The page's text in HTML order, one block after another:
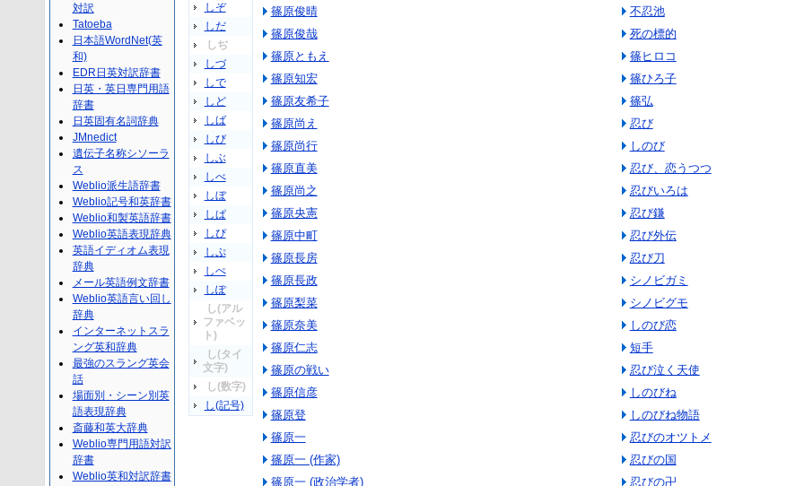
しぞ
しだ
しぢ
しづ
しで
しど
しば
しび
しぶ
しべ
しぼ
しぱ
しぴ
しぷ
しぺ
しぽ
し(アル
ファベッ
ト)
し(タイ
文字)
し(数字)
し(記号)
篠原俊晴
篠原俊哉
篠原ともえ
篠原知宏
篠原友希子
篠原尚え
篠原尚行
篠原直美
篠原尚之
篠原央憲
篠原中町
篠原長房
篠原長政
篠原梨菜
篠原奈美
篠原仁志
篠原の戦い
篠原信彦
篠原登
篠原一
篠原一 (作家)
篠原一 (政治学者)
不忍池
死の標的
篠ヒロコ
篠ひろ子
篠弘
忍び
しのび
忍び、恋うつつ
忍びいろは
忍び鎌
忍び外伝
忍び刀
シノビガミ
シノビグモ
しのび恋
短手
忍び泣く天使
しのびね
しのびね物語
忍びのオツトメ
忍びの国
忍びの卍
対訳
Tatoeba
日本語WordNet(英
和)
EDR日英対訳辞書
日英・英日専門用語
辞書
日英固有名詞辞典
JMnedict
遺伝子名称シソーラ
ス
Weblio派生語辞書
Weblio記号和英辞書
Weblio和製英語辞書
Weblio英語表現辞典
英語イディオム表現
辞典
メール英語例文辞書
Weblio英語言い回し
辞典
インターネットスラ
ング英和辞典
最強のスラング英会
話
場面別・シーン別英
語表現辞典
斎藤和英大辞典
Weblio専門用語対訳
辞書
Weblio英和対訳辞書